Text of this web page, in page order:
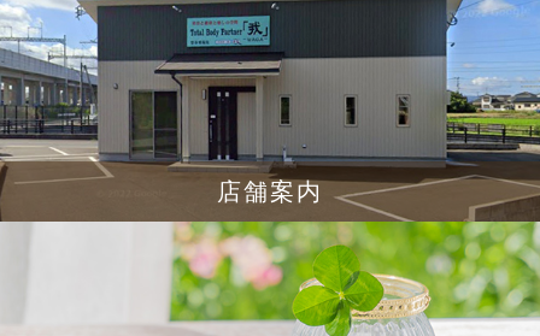
店舗案内